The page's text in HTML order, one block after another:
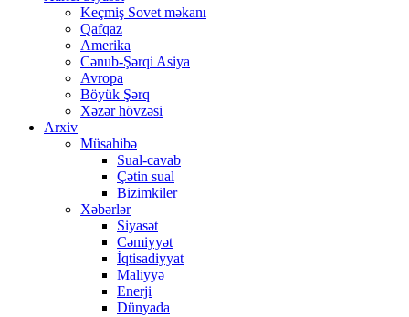
Keçmiş Sovet məkanı
Qafqaz
Amerika
Cənub-Şərqi Asiya
Avropa
Böyük Şərq
Xəzər hövzəsi
Arxiv
Müsahibə
Sual-cavab
Çətin sual
Bizimkiler
Xəbərlər
Siyasət
Cəmiyyət
İqtisadiyyat
Maliyyə
Enerji
Dünyada